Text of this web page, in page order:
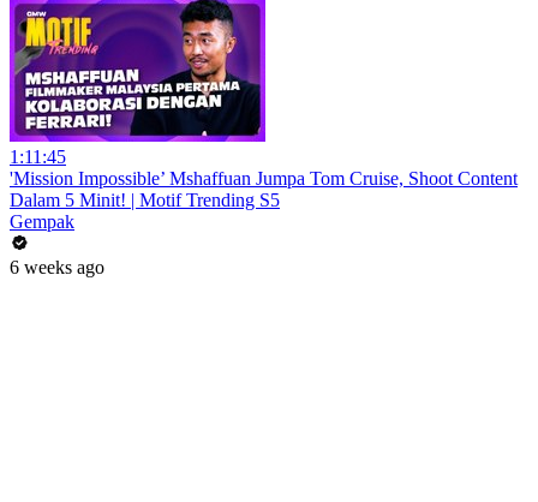
1:11:45
'Mission Impossible’ Mshaffuan Jumpa Tom Cruise, Shoot Content
Dalam 5 Minit! | Motif Trending S5
Gempak
6 weeks ago